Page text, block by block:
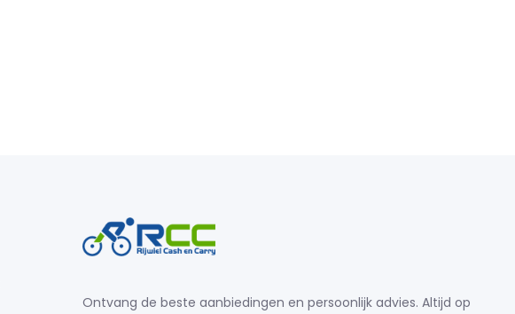
Ontvang de beste aanbiedingen en persoonlijk advies. Altijd op